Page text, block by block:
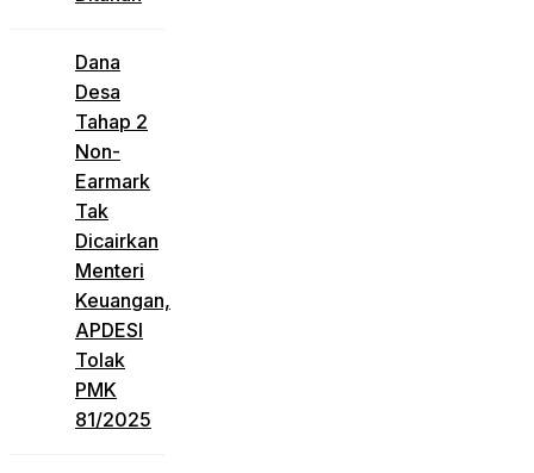
Dana
Desa
Tahap 2
Non-
Earmark
Tak
Dicairkan
Menteri
Keuangan,
APDESI
Tolak
PMK
81/2025